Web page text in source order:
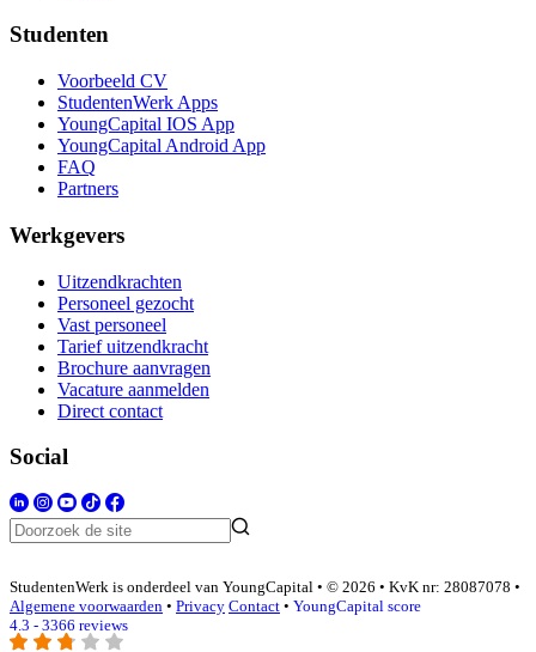
Studenten
Voorbeeld CV
StudentenWerk Apps
YoungCapital IOS App
YoungCapital Android App
FAQ
Partners
Werkgevers
Uitzendkrachten
Personeel gezocht
Vast personeel
Tarief uitzendkracht
Brochure aanvragen
Vacature aanmelden
Direct contact
Social
StudentenWerk is onderdeel van YoungCapital • © 2026 • KvK nr: 28087078 •
Algemene voorwaarden • Privacy Contact • YoungCapital score
4.3 - 3366 reviews